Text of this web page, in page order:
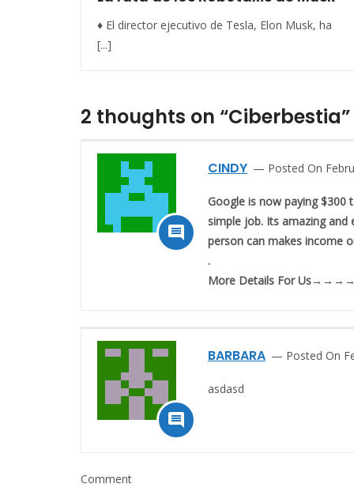
♦ El director ejecutivo de Tesla, Elon Musk, ha
[...]
2 thoughts on “Ciberbestia”

CINDY Posted On
Google is now paying
simple job. Its amazing
person can makes income
.
M­­­­­­o­­­­­­r­­­­­­e­ D­­­­­­e­­­­­­t­­­­­­a­­­­­­i­­­­­­l­­­­­­s For

BARBARA Posted On
asdasd
Comment